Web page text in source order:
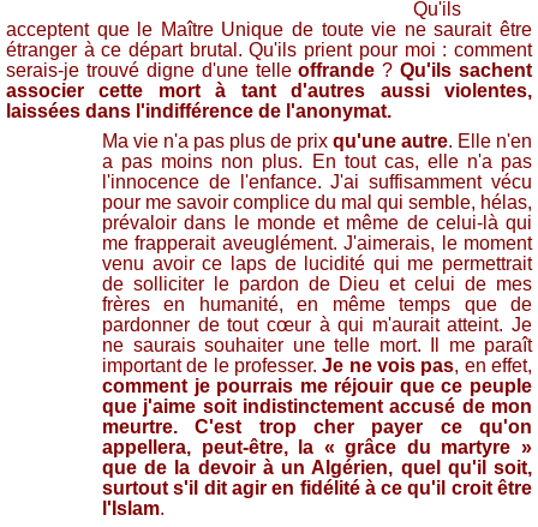
Qu'ils
acceptent que le Maître Unique de toute vie ne saurait être
étranger à ce départ brutal. Qu'ils prient pour moi : comment
serais-je trouvé digne d'une telleoffrande ?Qu'ils sachent
associer cette mort à tant d'autres aussi violentes,
laissées dans l'indifférence de l'anonymat.
Ma vie n'a pas plus de prix qu'une autre. Elle n'en
a pas moins non plus. En tout cas, elle n'a pas
l'innocence de l'enfance. J'ai suffisamment vécu
pour me savoir complice du mal qui semble, hélas,
prévaloir dans le monde et même de celui-là qui
me frapperait aveuglément. J'aimerais, le moment
venu avoir ce laps de lucidité qui me permettrait
de solliciter le pardon de Dieu et celui de mes
frères en humanité, en même temps que de
pardonner de tout cœur à qui m'aurait atteint. Je
ne saurais souhaiter une telle mort. Il me paraît
important de le professer.Je ne vois pas, en effet,
comment je pourrais me réjouir que ce peuple
que j'aime soit indistinctement accusé de mon
meurtre. C'est trop cher payer ce qu'on
appellera, peut-être, la « grâce du martyre »
que de la devoir à un Algérien, quel qu'il soit,
surtout s'il dit agir en fidélité à ce qu'il croit être
l'Islam.